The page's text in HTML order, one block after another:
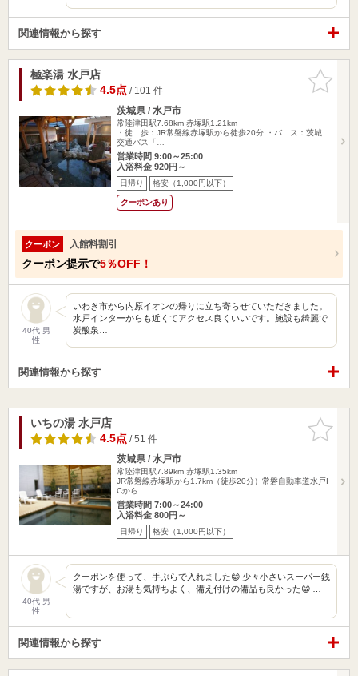
関連情報から探す
お気に入
りに追加
極楽湯 水戸店
4.5点/ 101 件
茨城県 / 水戸市
常陸津田駅7.68km 赤塚駅1.21km
・徒 歩：JR常磐線赤塚駅から徒歩20分 ・バ ス：茨城
交通バス「…
営業時間 9:00～25:00
入浴料金 920円～
日帰り 格安（1,000円以下）
クーポンあり
クーポン 入館料割引
クーポン提示で5％OFF！
40代 男
性
いわき市から内原イオンの帰りに立ち寄らせていただきました。
水戸インターからも近くてアクセス良くいいです。施設も綺麗で
炭酸泉…
関連情報から探す
お気に入
りに追加
いちの湯 水戸店
4.5点/ 51 件
茨城県 / 水戸市
常陸津田駅7.89km 赤塚駅1.35km
JR常磐線赤塚駅から1.7km（徒歩20分）常磐自動車道水戸I
Cから…
営業時間 7:00～24:00
入浴料金 800円～
日帰り 格安（1,000円以下）
40代 男
性
クーポンを使って、手ぶらで入れました😁 少々小さいスーパー銭
湯ですが、お湯も気持ちよく、備え付けの備品も良かった😁 …
関連情報から探す